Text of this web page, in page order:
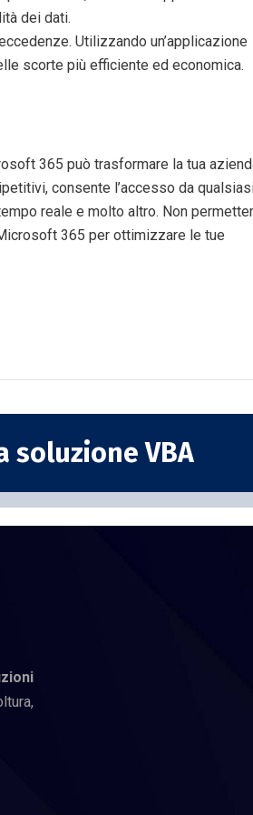
dei dati.
Utilizzando un’applicazione
scorte più efficiente ed economica.
365 può trasformare la tua
consente l’accesso da
reale e molto altro. Non
365 per ottimizzare le tue
soluzione VBA